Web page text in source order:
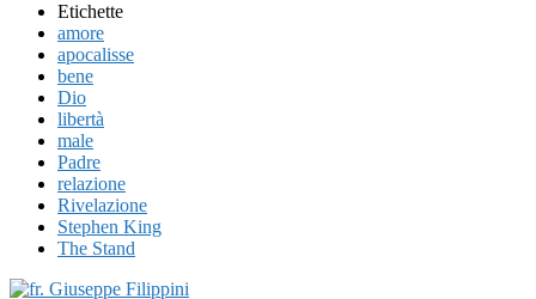
Etichette
amore
apocalisse
bene
Dio
libertà
male
Padre
relazione
Rivelazione
Stephen King
The Stand